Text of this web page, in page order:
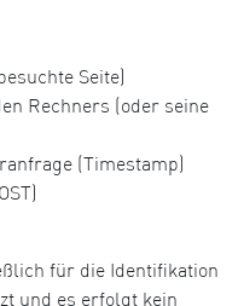
Seite)
Rechners (oder seine
(Timestamp)
für die Identifikation
und es erfolgt kein